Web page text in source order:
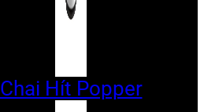
Chai Hít Popper